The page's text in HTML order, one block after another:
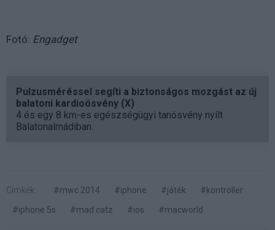
Fotó: Engadget
Pulzusméréssel segíti a biztonságos mozgást az új
balatoni kardioösvény (X)
4 és egy 8 km-es egészségügyi tanösvény nyílt
Balatonalmádiban.
Címkék: #mwc 2014 #iphone #játék
#kontroller
#iphone 5s
#mad catz #ios #macworld